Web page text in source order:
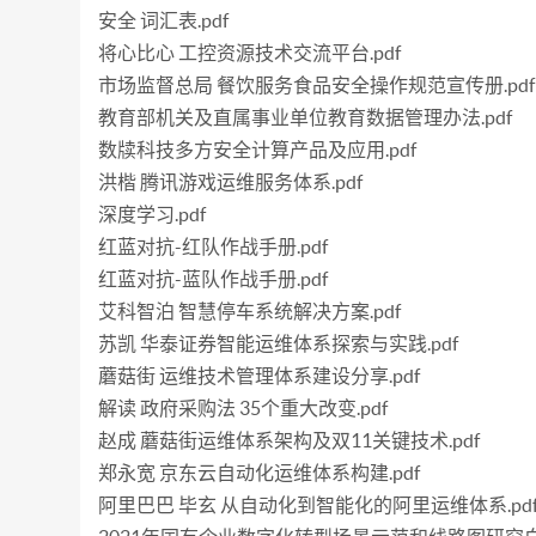
安全 词汇表.pdf
将心比心 工控资源技术交流平台.pdf
市场监督总局 餐饮服务食品安全操作规范宣传册.pdf
教育部机关及直属事业单位教育数据管理办法.pdf
数牍科技多方安全计算产品及应用.pdf
洪楷 腾讯游戏运维服务体系.pdf
深度学习.pdf
红蓝对抗-红队作战手册.pdf
红蓝对抗-蓝队作战手册.pdf
艾科智泊 智慧停车系统解决方案.pdf
苏凯 华泰证券智能运维体系探索与实践.pdf
蘑菇街 运维技术管理体系建设分享.pdf
解读 政府采购法 35个重大改变.pdf
赵成 蘑菇街运维体系架构及双11关键技术.pdf
郑永宽 京东云自动化运维体系构建.pdf
阿里巴巴 毕玄 从自动化到智能化的阿里运维体系